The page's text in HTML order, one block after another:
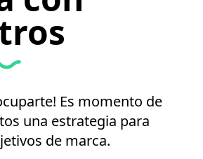
Es momento de
una estrategia para
de marca.